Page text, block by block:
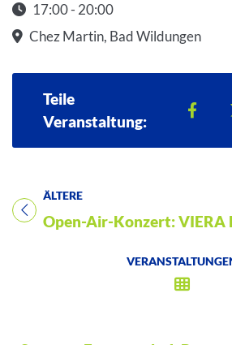
17:00 - 20:00
Startzeit: 17:00
Chez Martin, Bad Wildungen
Teile
Veranstaltung:
ÄLTERE
Titel für Veranstaltung
Open-Air-Konzert: VIERA